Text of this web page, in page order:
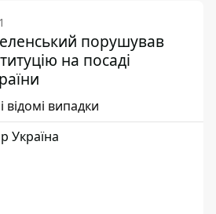
порушував
на посаді
випадки
Україна